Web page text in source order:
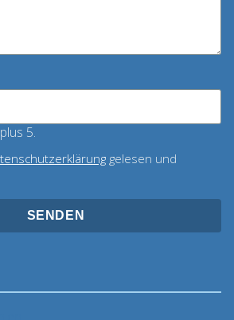
5.
gelesen und
SENDEN